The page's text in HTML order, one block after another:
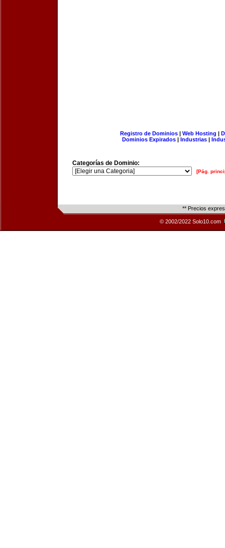
Registro de Dominios| Web Hosting |
Dominios Expirados | Industrias |
Categorías de Dominio:
[Pág.
** Precios
© 2002/2022 Solo10.com